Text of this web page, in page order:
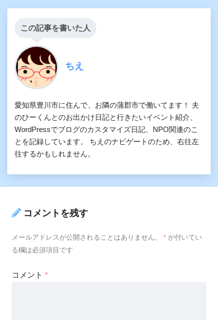
この記事を書いた人
ちえ
愛知県豊川市に住んで、お隣の蒲郡市で働いてます！ 夫
のひーくんとのお出かけ日記と行きたいイベント紹介、
WordPressでブログのカスタマイズ日記、NPO関連のこ
とを記録しています。 ちえのナビゲートのため、右往左
往するかもしれません。
コメントを残す
メールアドレスが公開されることはありません。 * が付いてい
る欄は必須項目です
コメント *